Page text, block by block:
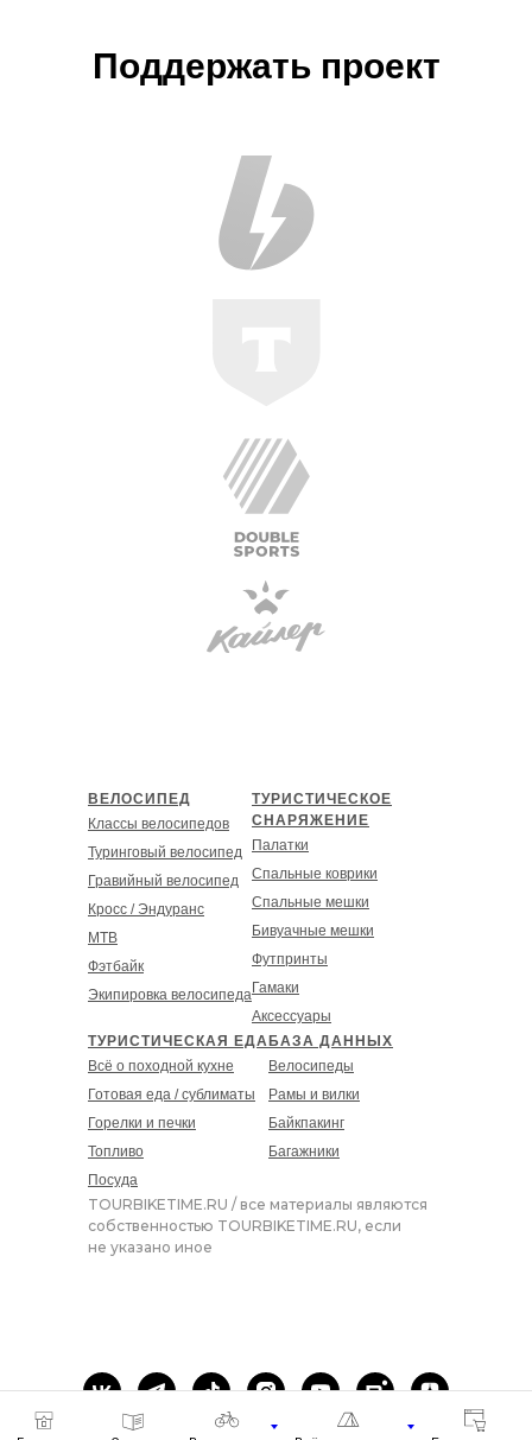
Поддержать проект
ВЕЛОСИПЕД
Классы велосипедов
Туринговый велосипед
Гравийный велосипед
Кросс / Эндуранс
MTB
Фэтбайк
Экипировка велосипеда
ТУРИСТИЧЕСКОЕ
СНАРЯЖЕНИЕ
Палатки
Спальные коврики
Спальные мешки
Бивуачные мешки
Футпринты
Гамаки
Аксессуары
ТУРИСТИЧЕСКАЯ ЕДА
Всё о походной кухне
Готовая еда / сублиматы
Горелки и печки
Топливо
Посуда
БАЗА ДАННЫХ
Велосипеды
Рамы и вилки
Байкпакинг
Багажники
TOURBIKETIME.RU / все материалы являются
собственностью TOURBIKETIME.RU, если
не указано иное